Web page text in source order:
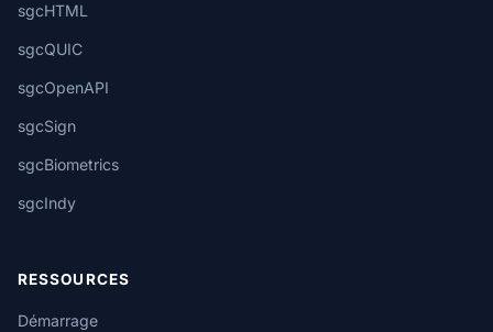
sgcHTML
sgcQUIC
sgcOpenAPI
sgcSign
sgcBiometrics
sgcIndy
RESSOURCES
Démarrage